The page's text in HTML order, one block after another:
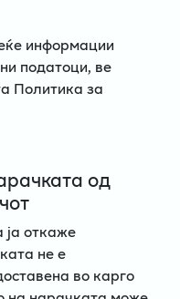
информации
податоци, ве
Политика за
од
откаже
не е
во карго